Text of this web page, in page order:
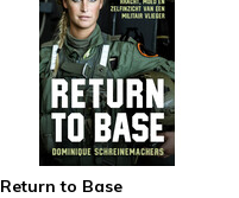
Return to Base